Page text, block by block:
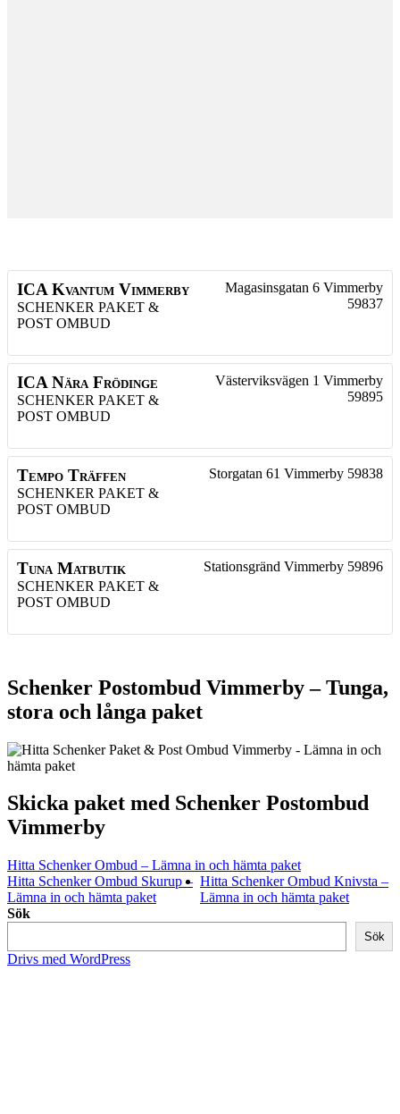
ICA Kvantum Vimmerby
SCHENKER PAKET &
POST OMBUD
Magasinsgatan 6 Vimmerby
59837
ICA Nära Frödinge
SCHENKER PAKET &
POST OMBUD
Västerviksvägen 1 Vimmerby
59895
Tempo Träffen
SCHENKER PAKET &
POST OMBUD
Storgatan 61 Vimmerby 59838
Tuna Matbutik
SCHENKER PAKET &
POST OMBUD
Stationsgränd Vimmerby 59896
Schenker Postombud Vimmerby – Tunga,
stora och långa paket
Skicka paket med Schenker Postombud
Vimmerby
Hitta Schenker Ombud – Lämna in och hämta paket
Hitta Schenker Ombud Skurup –
Lämna in och hämta paket
Hitta Schenker Ombud Knivsta –
Lämna in och hämta paket
Sök
Sök
Drivs med WordPress